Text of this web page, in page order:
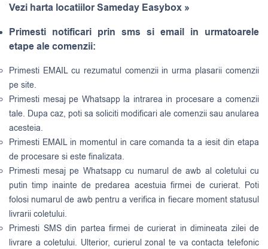
Vezi harta locatiilor Sameday Easybox »
Primesti notificari prin sms si email in urmatoarele
etape ale comenzii:
Primesti EMAIL cu rezumatul comenzii in urma plasarii comenzii
pe site.
Primesti mesaj pe Whatsapp la intrarea in procesare a comenzii
tale. Dupa caz, poti sa soliciti modificari ale comenzii sau anularea
acesteia.
Primesti EMAIL in momentul in care comanda ta a iesit din etapa
de procesare si este finalizata.
Primesti mesaj pe Whatsapp cu numarul de awb al coletului cu
putin timp inainte de predarea acestuia firmei de curierat. Poti
folosi numarul de awb pentru a verifica in fiecare moment statusul
livrarii coletului.
Primesti SMS din partea firmei de curierat in dimineata zilei de
livrare a coletului. Ulterior, curierul zonal te va contacta telefonic